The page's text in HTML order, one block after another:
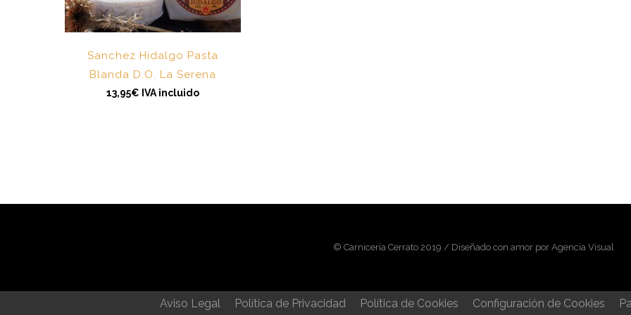
Sanchez Hidalgo Pasta
Blanda D.O. La Serena
13,95€ IVA incluido
© Carnicería Cerrato 2019 / Diseñado con amor por Agencia Visual
Aviso Legal Política de Privacidad Política de Cookies Configuración de Cookies